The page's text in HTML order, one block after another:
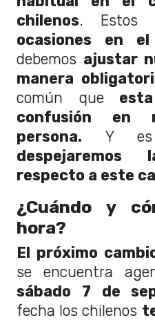
chilenos. Estos
ocasiones en
debemos ajustar
manera
común queesta
confusión en
persona. Y es
respecto a este
¿Cuándo y
hora?
El próximo
se encuentra
sábado 7 de
fecha los chilenos